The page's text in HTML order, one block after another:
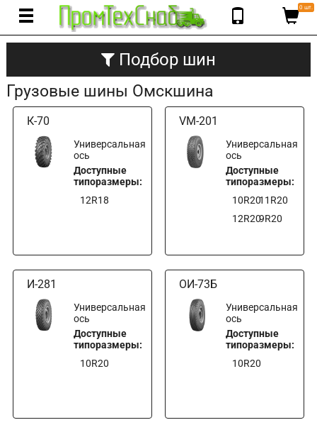
0 шт.
Подбор шин
Грузовые шины Омскшина
К-70
Универсальная
ось
Доступные
типоразмеры:
12R18
VM-201
Универсальная
ось
Доступные
типоразмеры:
10R2011R20
12R209R20
И-281
Универсальная
ось
Доступные
типоразмеры:
10R20
ОИ-73Б
Универсальная
ось
Доступные
типоразмеры:
10R20